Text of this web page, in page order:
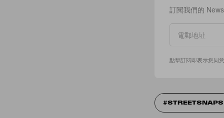
訂閱我們的
點擊訂閱即表示您同
STREETSNAPS